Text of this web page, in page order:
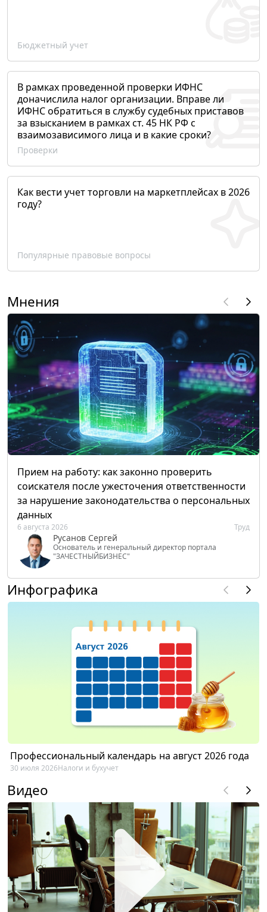
Бюджетный учет
В рамках проведенной проверки ИФНС
доначислила налог организации. Вправе ли
ИФНС обратиться в службу судебных приставов
за взысканием в рамках ст. 45 НК РФ с
взаимозависимого лица и в какие сроки?
Проверки
Как вести учет торговли на маркетплейсах в 2026
году?
Популярные правовые вопросы
Мнения
Прием на работу: как законно проверить
соискателя после ужесточения ответственности
за нарушение законодательства о персональных
данных
6 августа 2026 Труд
Русанов Сергей
Основатель и генеральный директор портала
"ЗАЧЕСТНЫЙБИЗНЕС"
Инфографика
Профессиональный календарь на август 2026 года
30 июля 2026Налоги и бухучет
Видео